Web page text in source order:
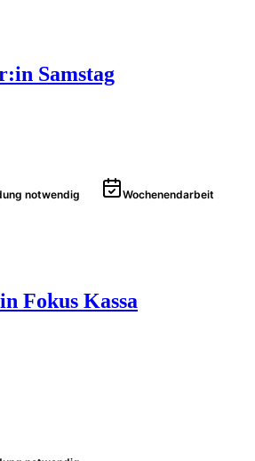
Samstag
notwendig Wochenendarbeit
Fokus Kassa